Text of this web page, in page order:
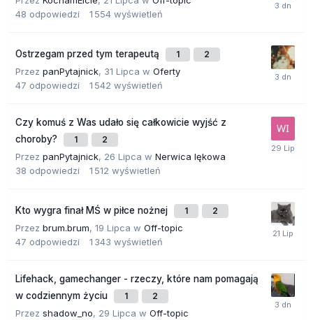
48 odpowiedzi 1 554 wyświetleń
Ostrzegam przed tym terapeutą 1 2
Przez panPytajnick, 31 Lipca w Oferty
47 odpowiedzi 1 542 wyświetleń
Czy komuś z Was udało się całkowicie wyjść z
choroby?
1 2
Przez panPytajnick, 26 Lipca w Nerwica lękowa
38 odpowiedzi 1 512 wyświetleń
Kto wygra finał MŚ w piłce nożnej 1 2
Przez brum.brum, 19 Lipca w Off-topic
47 odpowiedzi 1 343 wyświetleń
Lifehack, gamechanger - rzeczy, które nam pomagają
w codziennym życiu
1 2
Przez shadow_no, 29 Lipca w Off-topic